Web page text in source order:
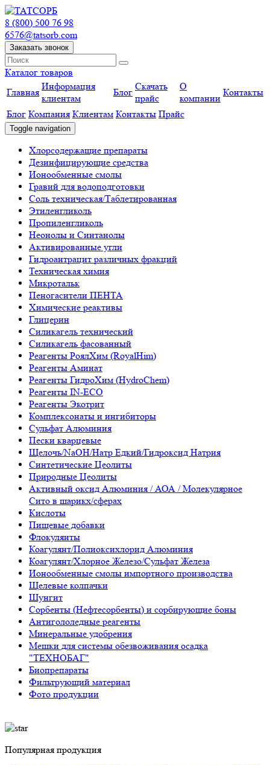
8 (800) 500 76 98
6576@tatsorb.com
Заказать звонок
Каталог товаров
Главная
Информация
клиентам
Блог
Скачать
прайс
О
компании
Контакты
Блог Компания Клиентам Контакты Прайс
Toggle navigation
Хлорсодержащие препараты
Дезинфицирующие средства
Ионообменные смолы
Гравий для водоподготовки
Соль техническая/Таблетированная
Этиленгликоль
Пропиленгликоль
Неонолы и Синтанолы
Активированные угли
Гидроантрацит различных фракций
Техническая химия
Микротальк
Пеногасители ПЕНТА
Химические реактивы
Глицерин
Силикагель технический
Силикагель фасованный
Реагенты РоялХим (RoyalHim)
Реагенты Аминат
Реагенты ГидроХим (HydroChem)
Реагенты IN-ECO
Реагенты Экотрит
Комплексонаты и ингибиторы
Сульфат Алюминия
Пески кварцевые
Щелочь/NaOH/Натр Едкий/Гидроксид Натрия
Синтетические Цеолиты
Природные Цеолиты
Активный оксид Алюминия / АОА / Молекулярное
Сито в шарикх/сферах
Кислоты
Пищевые добавки
Флокулянты
Коагулянт/Полиоксихлорид Алюминия
Коагулянт/Хлорное Железо/Сульфат Железа
Ионообменные смолы импортного производства
Щелевые колпачки
Шунгит
Сорбенты (Нефтесорбенты) и сорбирующие боны
Антигололедные реагенты
Минеральные удобрения
Мешки для системы обезвоживания осадка
"ТЕХНОБАГ"
Биопрепараты
Фильтрующий материал
Фото продукции
Популярная продукция